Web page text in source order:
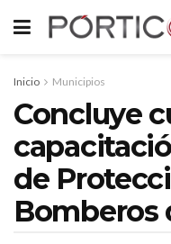
Inicio Municipios
Concluye
de
Bomberos